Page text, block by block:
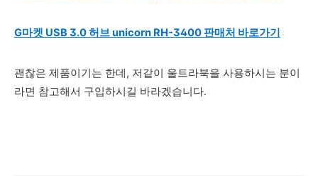
G마켓 USB 3.0 허브 unicorn RH-3400 판매처 바로가기
괜찮은 제품이기는 한데, 저같이 울트라북을 사용하시는 분이
라면 참고해서 구입하시길 바라겠습니다.